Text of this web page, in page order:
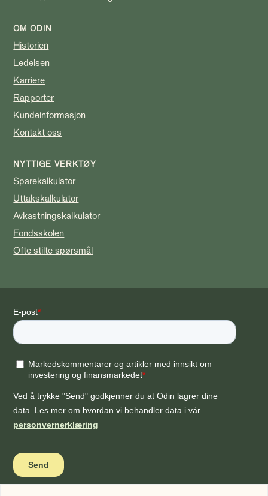
OM ODIN
Historien
Ledelsen
Karriere
Rapporter
Kundeinformasjon
Kontakt oss
NYTTIGE VERKTØY
Sparekalkulator
Uttakskalkulator
Avkastningskalkulator
Fondsskolen
Ofte stilte spørsmål